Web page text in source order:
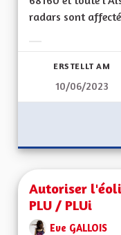
radars sont
ERSTELLT AM
10/06/2023
Autoriser
PLU / PLUi
Eve GALLOIS